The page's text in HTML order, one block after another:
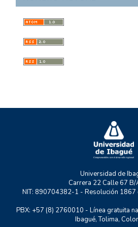
ISSN
2539-1933
0123-3408
DOI
10.35707/dostresmil
Universidad de
Carrera 22 Calle 67 B/
NIT: 890704382-1 - Resolución
PBX: +57 (8) 2760010 - Línea gratuita
Ibagué, Tolima,